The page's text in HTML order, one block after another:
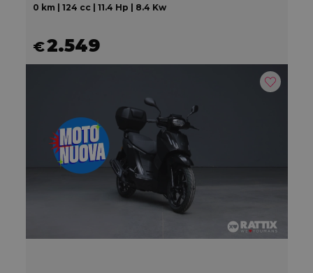
0 km | 124 cc | 11.4 Hp | 8.4 Kw
€2.549